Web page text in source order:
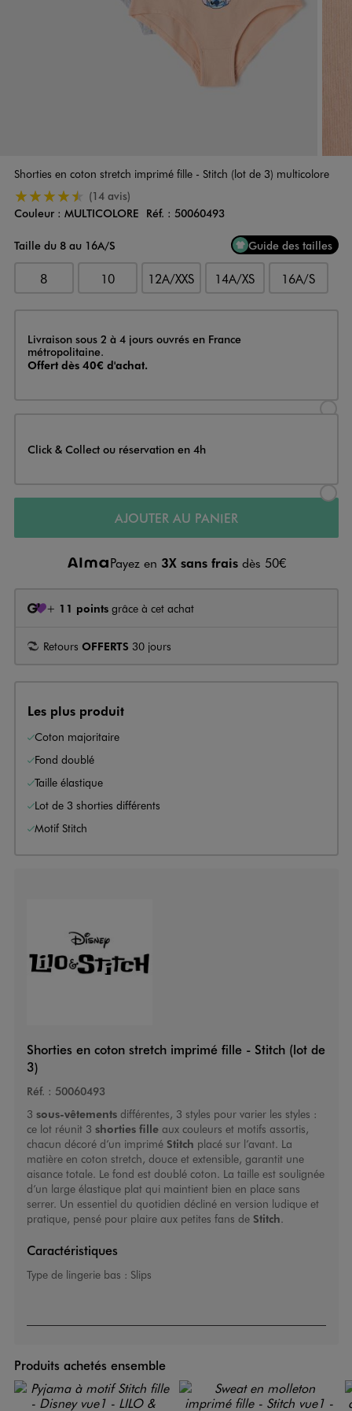
Shorties en coton stretch imprimé fille - Stitch (lot de 3) multicolore
4.5/5 de moyenne
(14 avis)
Couleur
Couleur : MULTICOLORE Réf. : 50060493
Taille du 8 au 16A/S
Guide des tailles
8 10 12A/XXS 14A/XS 16A/S
Livraison
Livraison sous 2 à 4 jours ouvrés en France
métropolitaine.
Offert dès 40€ d'achat.
Click & Collect ou réservation en 4h
AJOUTER AU PANIER
Payez en 3X sans frais dès 50€
+ 11 points grâce à cet achat
Retours OFFERTS 30 jours
Les plus produit
Coton majoritaire
Fond doublé
Taille élastique
Lot de 3 shorties différents
Motif Stitch
Shorties en coton stretch imprimé fille - Stitch (lot de
3)
Réf. : 50060493
3 sous-vêtements différentes, 3 styles pour varier les styles :
ce lot réunit 3 shorties fille aux couleurs et motifs assortis,
chacun décoré d’un imprimé Stitch placé sur l’avant. La
matière en coton stretch, douce et extensible, garantit une
aisance totale. Le fond est doublé coton. La taille est soulignée
d’un large élastique plat qui maintient bien en place sans
serrer. Un essentiel du quotidien décliné en version ludique et
pratique, pensé pour plaire aux petites fans de Stitch.
Caractéristiques
Type de lingerie bas : Slips
Produits achetés ensemble